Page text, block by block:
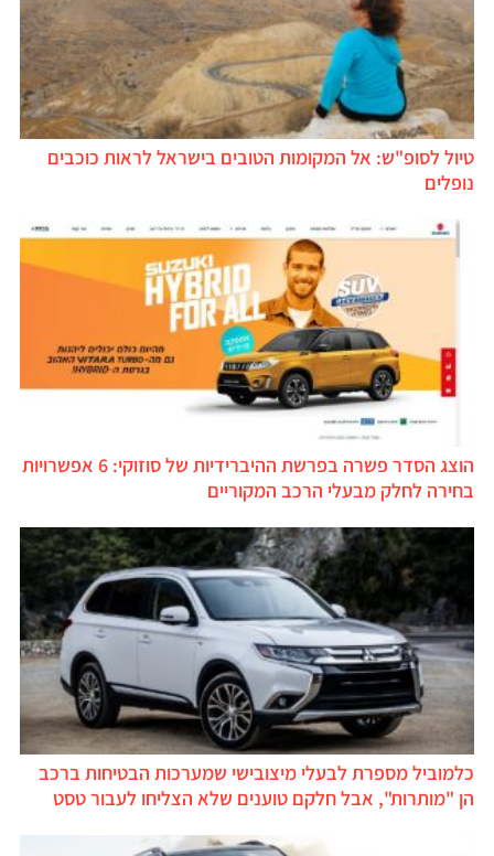
טיול לסופ"ש: אל המקומות הטובים בישראל לראות כוכבים
נופלים
הוצג הסדר פשרה בפרשת ההיברידיות של סוזוקי: 6 אפשרויות
בחירה לחלק מבעלי הרכב המקוריים
כלמוביל מספרת לבעלי מיצובישי שמערכות הבטיחות ברכב
הן "מותרות", אבל חלקם טוענים שלא הצליחו לעבור טסט